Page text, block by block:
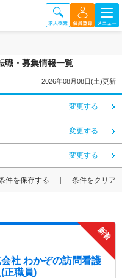
職・募集情報一覧
2026年08月08日(土)更新
変更する
変更する
変更する
件を保存する 条件をクリア
社 わかぞの訪問看護
正職員)